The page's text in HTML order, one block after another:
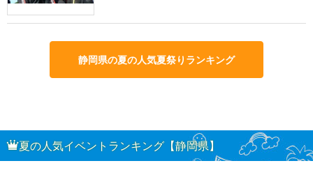
静岡県の夏の人気夏祭りランキング
夏の人気イベントランキング【静岡県】